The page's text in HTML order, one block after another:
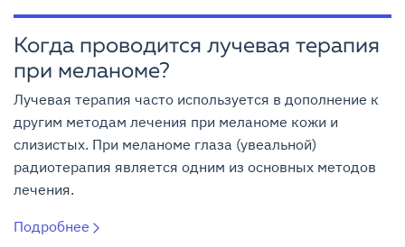
Когда проводится лучевая терапия
при меланоме?
Лучевая терапия часто используется в дополнение к
другим методам лечения при меланоме кожи и
слизистых. При меланоме глаза (увеальной)
радиотерапия является одним из основных методов
лечения.
Подробнее